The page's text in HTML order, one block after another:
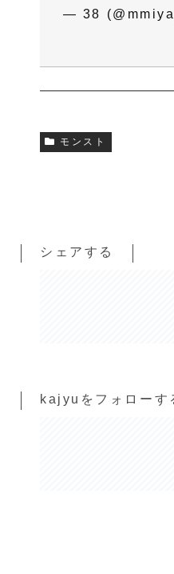
— 38
モンスト
シェアする
kajyuをフォローす